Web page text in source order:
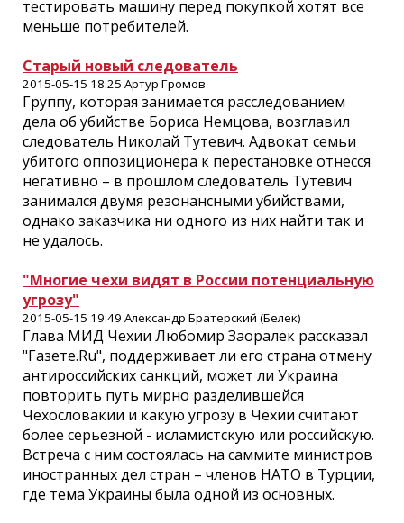
тестировать машину перед покупкой хотят все
меньше потребителей.
Старый новый следователь
2015-05-15 18:25 Артур Громов
Группу, которая занимается расследованием
дела об убийстве Бориса Немцова, возглавил
следователь Николай Тутевич. Адвокат семьи
убитого оппозиционера к перестановке отнесся
негативно – в прошлом следователь Тутевич
занимался двумя резонансными убийствами,
однако заказчика ни одного из них найти так и
не удалось.
"Многие чехи видят в России потенциальную
угрозу"
2015-05-15 19:49 Александр Братерский (Белек)
Глава МИД Чехии Любомир Заоралек рассказал
"Газете.Ru", поддерживает ли его страна отмену
антироссийских санкций, может ли Украина
повторить путь мирно разделившейся
Чехословакии и какую угрозу в Чехии считают
более серьезной - исламистскую или российскую.
Встреча с ним состоялась на саммите министров
иностранных дел стран – членов НАТО в Турции,
где тема Украины была одной из основных.